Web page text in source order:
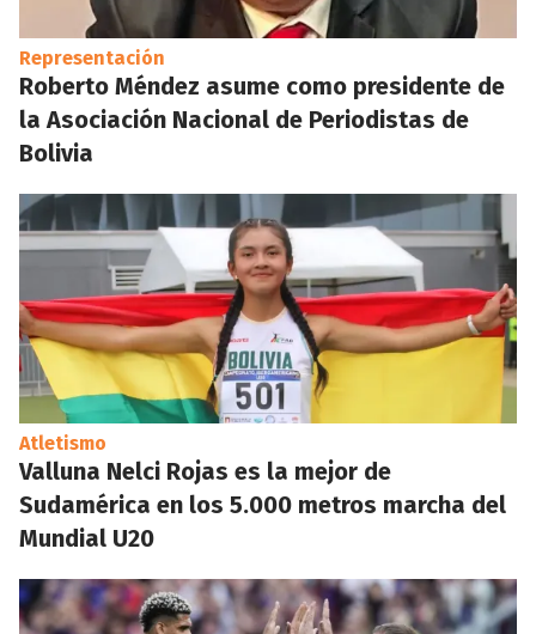
Representación
Roberto Méndez asume como presidente de
la Asociación Nacional de Periodistas de
Bolivia
Atletismo
Valluna Nelci Rojas es la mejor de
Sudamérica en los 5.000 metros marcha del
Mundial U20